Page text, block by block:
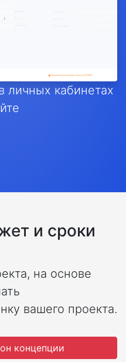
личных кабинетах
и сроки
на основе
вашего проекта.
концепции